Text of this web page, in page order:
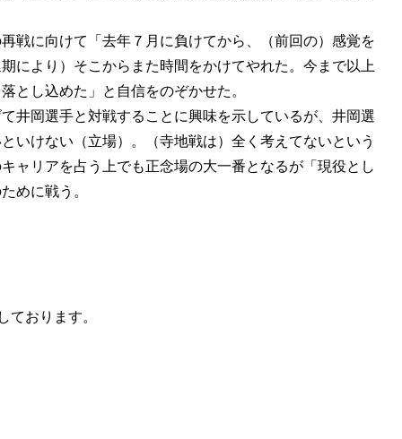
戦に向けて「去年７月に負けてから、（前回の）感覚を
により）そこからまた時間をかけてやれた。今まで以上
とし込めた」と自信をのぞかせた。
井岡選手と対戦することに興味を示しているが、井岡選
いけない（立場）。（寺地戦は）全く考えてないという
ャリアを占う上でも正念場の大一番となるが「現役とし
めに戦う。
ております。